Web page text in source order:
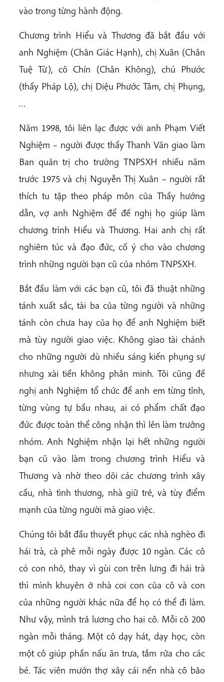
vào trong từng hành động.
Chương trình Hiểu và Thương đã bắt đầu với
anh Nghiệm (Chân Giác Hạnh), chị Xuân (Chân
Tuệ Từ), cô Chín (Chân Không), chú Phước
(thầy Pháp Lộ), chị Diệu Phước Tâm, chị Phụng,
…
Năm 1998, tôi liên lạc được với anh Phạm Viết
Nghiệm – người được thầy Thanh Văn giao làm
Ban quản trị cho trường TNPSXH nhiều năm
trước 1975 và chị Nguyễn Thị Xuân – người rất
thích tu tập theo pháp môn của Thầy hướng
dẫn, vợ anh Nghiệm để đề nghị họ giúp làm
chương trình Hiểu và Thương. Hai anh chị rất
nghiêm túc và đạo đức, cố ý cho vào chương
trình những người bạn cũ của nhóm TNPSXH.
Bắt đầu làm với các bạn cũ, tôi đã thuật những
tánh xuất sắc, tài ba của từng người và những
tánh còn chưa hay của họ để anh Nghiệm biết
mà tùy người giao việc. Không giao tài chánh
cho những người dù nhiều sáng kiến phụng sự
nhưng xài tiền không phân minh. Tôi cũng đề
nghị anh Nghiệm tổ chức để anh em từng tỉnh,
từng vùng tự bầu nhau, ai có phẩm chất đạo
đức được toàn thể công nhận thì lên làm trưởng
nhóm. Anh Nghiệm nhận lại hết những người
bạn cũ vào làm trong chương trình Hiểu và
Thương và nhờ theo dõi các chương trình xây
cầu, nhà tình thương, nhà giữ trẻ, và tùy điểm
mạnh của từng người mà giao việc.
Chúng tôi bắt đầu thuyết phục các nhà nghèo đi
hái trà, cà phê mỗi ngày được 10 ngàn. Các cô
có con nhỏ, thay vì gùi con trên lưng đi hái trà
thì mình khuyên ở nhà coi con của cô và con
của những người khác nữa để họ có thể đi làm.
Như vậy, mình trả lương cho hai cô. Mỗi cô 200
ngàn mỗi tháng. Một cô dạy hát, dạy học, còn
một cô giúp phần nấu ăn trưa, tắm rửa cho các
bé. Tác viên mướn thợ xây cái nền nhà cô bảo